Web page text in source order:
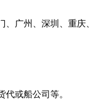
广州、深圳、重
或船公司等。